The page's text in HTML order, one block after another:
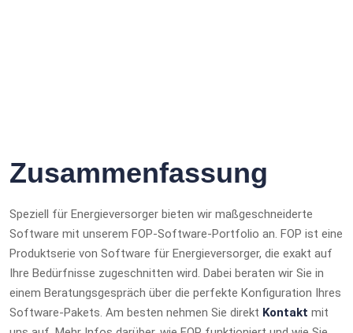
Zusammenfassung
Speziell für Energieversorger bieten wir maßgeschneiderte
Software mit unserem FOP-Software-Portfolio an. FOP ist eine
Produktserie von Software für Energieversorger, die exakt auf
Ihre Bedürfnisse zugeschnitten wird. Dabei beraten wir Sie in
einem Beratungsgespräch über die perfekte Konfiguration Ihres
Software-Pakets. Am besten nehmen Sie direkt Kontakt mit